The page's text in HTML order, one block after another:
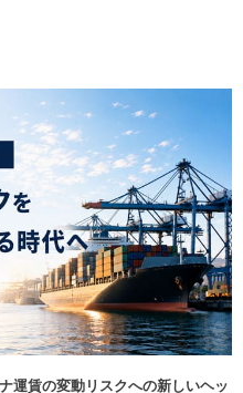
運賃の変動リスクへの新しいヘッ